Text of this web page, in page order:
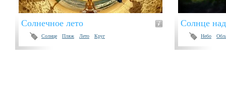
Солнечное лето
Солнце Пляж Лето Круг
Солнце
Небо